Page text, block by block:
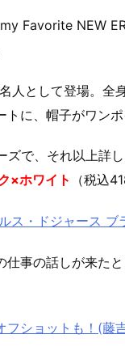
Favorite NEW
名人として登場。
に、帽子がワンポ
ズで、それ以上詳
×ホワイト
（税込
ス・ドジャース ブ
仕事の話しが来た
フショットも！(藤